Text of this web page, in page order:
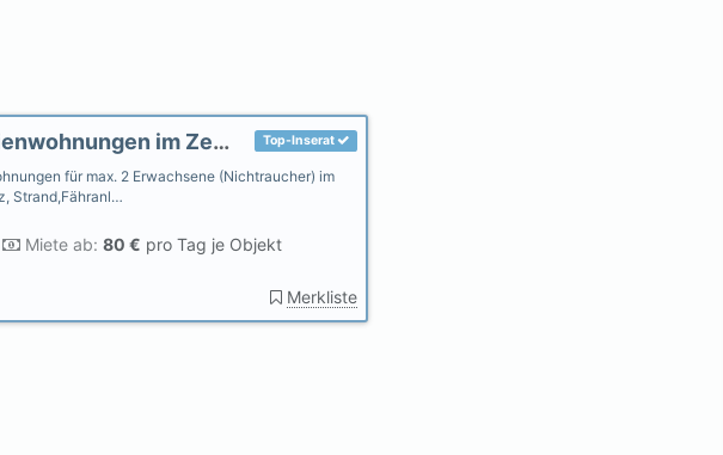
Top-Inserat
NR.-Bungalows + NR.-Ferienwohnungen im Zentrum von Wyk
für max. 2 Erwachsene (Nichtraucher) im
Strand,Fähranl…
Miete ab: 80 € pro Tag je Objekt
Merkliste